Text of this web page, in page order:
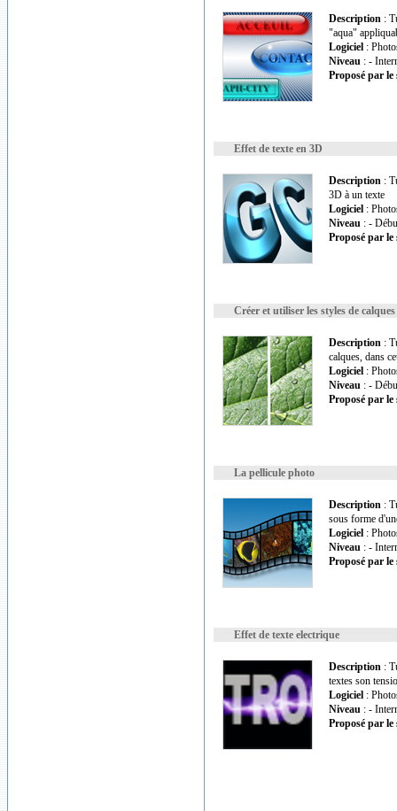
Description :
"aqua"
Logiciel :
Niveau : -
Proposé par le
Effet de texte en 3D
Description :
3D à un texte
Logiciel :
Niveau : -
Proposé par le
Créer et utiliser les styles de calques
Description :
calques, dans
Logiciel :
Niveau : -
Proposé par le
La pellicule photo
Description :
sous forme
Logiciel :
Niveau : -
Proposé par le
Effet de texte electrique
Description :
textes son
Logiciel :
Niveau : -
Proposé par le